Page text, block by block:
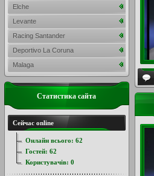
Elche
Levante
Racing Santander
Deportivo La Coruna
Malaga
Статистика сайта
Сейчас online
Онлайн всього: 62
Гостей: 62
Користувачів: 0